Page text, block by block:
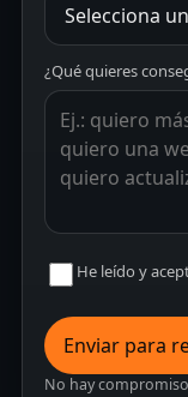
¿Qué quieres
He leído y
Enviar para
No hay